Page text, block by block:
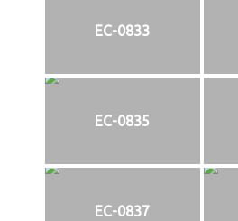
EC-0833
EC-0835
EC-0837